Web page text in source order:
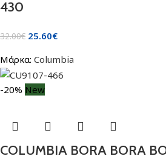
430
32.00€ 25.60€
Μάρκα: Columbia
-20% New
COLUMBIA BORA BORA